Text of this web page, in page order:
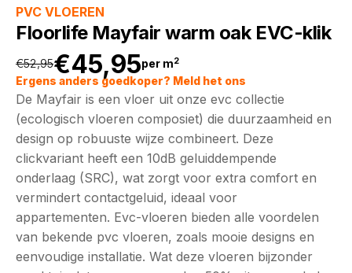
PVC VLOEREN
Floorlife Mayfair warm oak EVC-klik
€52,95
Oorspronkelijke
prijs
was:
€52,95.
€45,95
Huidige
prijs
is:
€45,95.
per m2
Ergens anders goedkoper? Meld het ons
De Mayfair is een vloer uit onze evc collectie
(ecologisch vloeren composiet) die duurzaamheid en
design op robuuste wijze combineert. Deze
clickvariant heeft een 10dB geluiddempende
onderlaag (SRC), wat zorgt voor extra comfort en
vermindert contactgeluid, ideaal voor
appartementen. Evc-vloeren bieden alle voordelen
van bekende pvc vloeren, zoals mooie designs en
eenvoudige installatie. Wat deze vloeren bijzonder